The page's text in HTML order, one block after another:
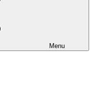
Menu